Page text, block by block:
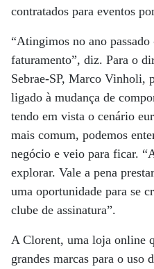
contratados para eventos
“Atingimos no ano
faturamento”, diz. Para o
Sebrae-SP, Marco Vinholi,
ligado à mudança de
tendo em vista o cenário
mais comum, podemos
negócio e veio para ficar.
explorar. Vale a pena
uma oportunidade para se
clube de assinatura”.
A Clorent, uma loja online
grandes marcas para o uso